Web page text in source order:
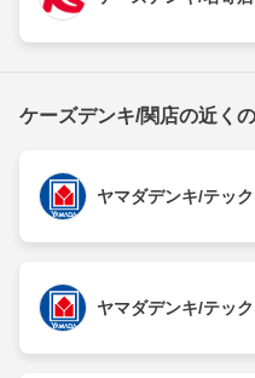
ケーズデンキ/関店の近く
ヤマダデンキ/テッ
ヤマダデンキ/テッ